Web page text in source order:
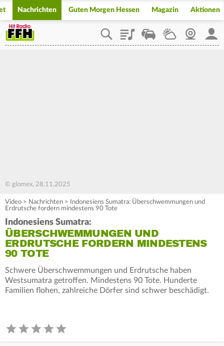
Nachrichten Guten Morgen Hessen Magazin Aktionen
PlaylistStaupilotWetterWebcam
© glomex, 28.11.2025
Video > Nachrichten >
Indonesiens Sumatra: Überschwemmungen und
Erdrutsche fordern mindestens 90 Tote
Indonesiens Sumatra:
ÜBERSCHWEMMUNGEN UND
ERDRUTSCHE FORDERN MINDESTENS
90 TOTE
Schwere Überschwemmungen und Erdrutsche haben
Westsumatra getroffen. Mindestens 90 Tote. Hunderte
Familien flohen, zahlreiche Dörfer sind schwer beschädigt.